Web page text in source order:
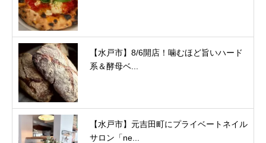
【水戸市】8/6開店！噛むほど旨いハード
系＆酵母ベ...
【水戸市】元吉田町にプライベートネイル
サロン「ne...